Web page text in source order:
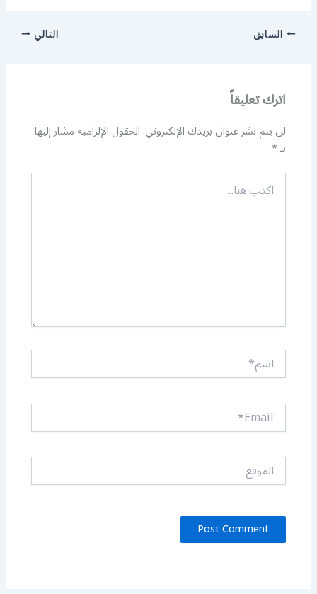
السابق التالي
اترك تعليقاً
لن يتم نشر عنوان بريدك الإلكتروني.الحقول الإلزامية مشار إليها
بـ*
اكتب
هنا...
اسم*
Email*
الموقع